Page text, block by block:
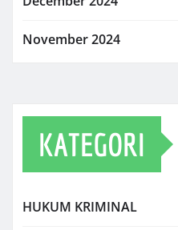
November 2024
KATEGORI
HUKUM KRIMINAL